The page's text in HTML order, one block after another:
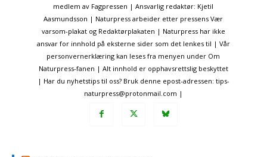
medlem av Fagpressen | Ansvarlig redaktør: Kjetil
Aasmundsson | Naturpress arbeider etter pressens Vær
varsom-plakat og Redaktørplakaten | Naturpress har ikke
ansvar for innhold på eksterne sider som det lenkes til | Vår
personvernerklæring kan leses fra menyen under Om
Naturpress-fanen | Alt innhold er opphavsrettslig beskyttet
| Har du nyhetstips til oss? Bruk denne epost-adressen: tips-
naturpress@protonmail.com |